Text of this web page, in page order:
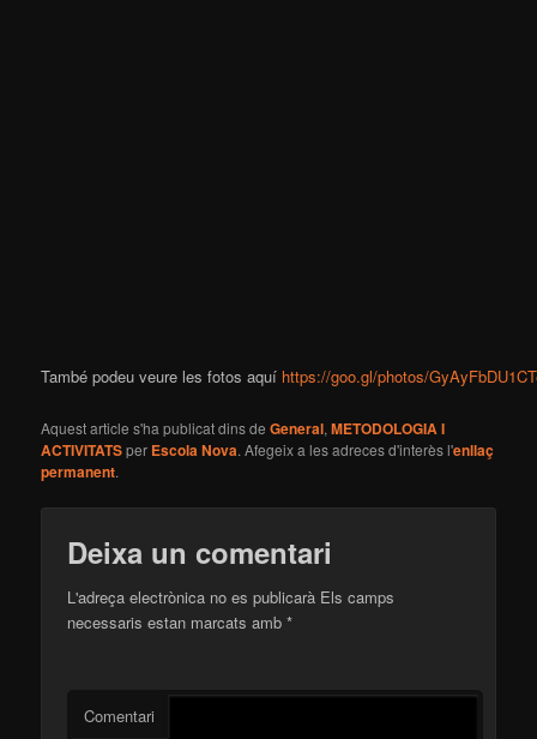
També podeu veure les fotos aquí https://goo.gl/photos/
Aquest article s'ha publicat dins deGeneral,METODOLOGIA I
ACTIVITATSper Escola Nova. Afegeix a les adreces d'interès l'enllaç
permanent.
Deixa un comentari
L'adreça electrònica no es publicarà Els camps
necessaris estan marcats amb*
Comentari